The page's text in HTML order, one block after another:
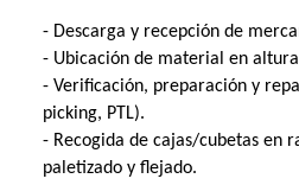
- Descarga y recepción de
- Ubicación de material en
- Verificación, preparación y
picking, PTL).
- Recogida de cajas/cubetas en
paletizado y flejado.